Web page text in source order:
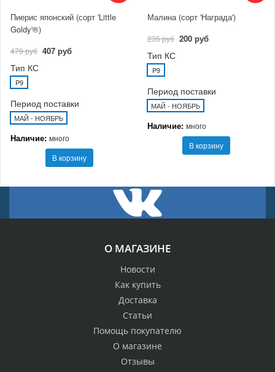
Пиерис японский (сорт 'Little
Goldy'®)
479 руб 407 руб
Тип КС
P9
Период поставки
МАЙ - НОЯБРЬ
Наличие: много
В корзину
Малина (сорт 'Награда')
235 руб 200 руб
Тип КС
P9
Период поставки
МАЙ - НОЯБРЬ
Наличие: много
В корзину
О МАГАЗИНЕ
Новости
Как купить
Доставка
Статьи
Помощь покупателю
О магазине
Отзывы